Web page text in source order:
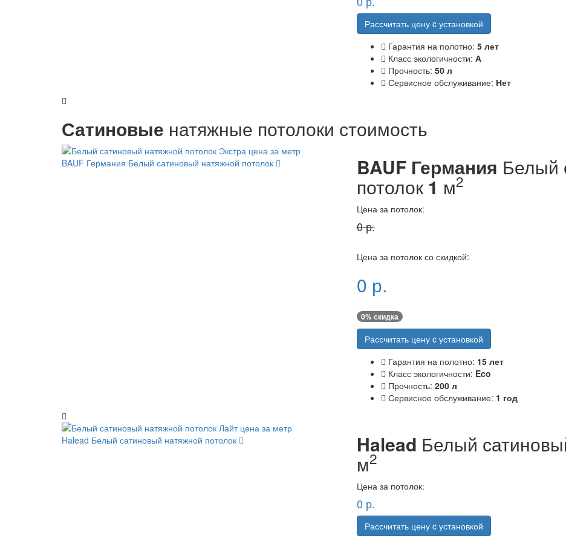
Рассчитать цену c установкой
Гарантия на полотно: 5 лет
Класс экологичности: А
Прочность: 50 л
Сервисное обслуживание: Нет
Сатиновые натяжные потолоки стоимость
BAUF Германия Белый
потолок 1 м2
Цена за потолок:
0р.
Цена за потолок со скидкой:
0 р.
0% скидка
Рассчитать цену c установкой
Гарантия на полотно: 15 лет
Класс экологичности: Eco
Прочность: 200 л
Сервисное обслуживание: 1 год
BAUF Германия Белый сатиновый натяжной потолок
Halead Белый
м2
Цена за потолок:
0 р.
Рассчитать цену c установкой
Halead Белый сатиновый натяжной потолок